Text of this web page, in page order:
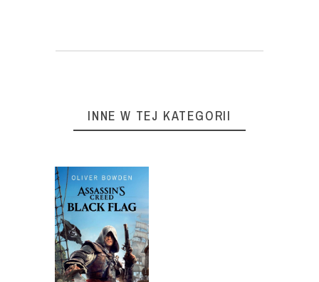
INNE W TEJ KATEGORII